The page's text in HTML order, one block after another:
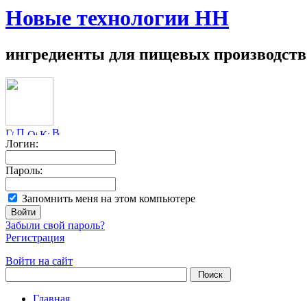
Новые технологии НН
ингредиенты для пищевых производств
Логин:
Пароль:
Запомнить меня на этом компьютере
Забыли свой пароль?
Регистрация
Войти на сайт